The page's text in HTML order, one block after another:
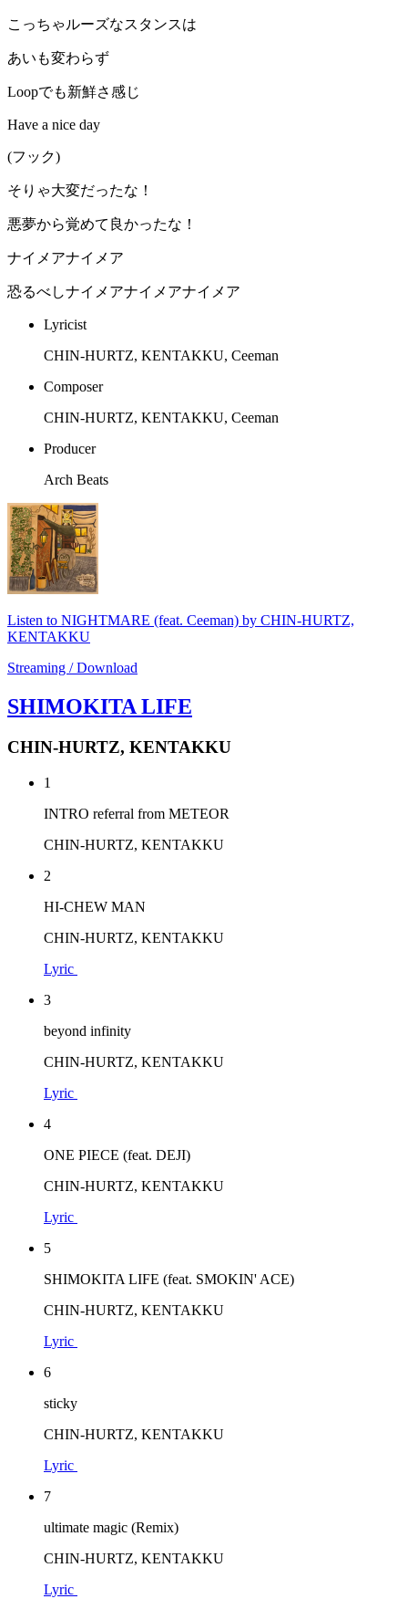
こっちゃルーズなスタンスは
あいも変わらず
Loopでも新鮮さ感じ
Have a nice day
(フック)
そりゃ大変だったな！
悪夢から覚めて良かったな！
ナイメアナイメア
恐るべしナイメアナイメアナイメア
Lyricist
CHIN-HURTZ, KENTAKKU, Ceeman
Composer
CHIN-HURTZ, KENTAKKU, Ceeman
Producer
Arch Beats
Listen to NIGHTMARE (feat. Ceeman) by CHIN-HURTZ,
KENTAKKU
Streaming / Download
SHIMOKITA LIFE
CHIN-HURTZ, KENTAKKU
1
INTRO referral from METEOR
CHIN-HURTZ, KENTAKKU
2
HI-CHEW MAN
CHIN-HURTZ, KENTAKKU
Lyric
3
beyond infinity
CHIN-HURTZ, KENTAKKU
Lyric
4
ONE PIECE (feat. DEJI)
CHIN-HURTZ, KENTAKKU
Lyric
5
SHIMOKITA LIFE (feat. SMOKIN' ACE)
CHIN-HURTZ, KENTAKKU
Lyric
6
sticky
CHIN-HURTZ, KENTAKKU
Lyric
7
ultimate magic (Remix)
CHIN-HURTZ, KENTAKKU
Lyric